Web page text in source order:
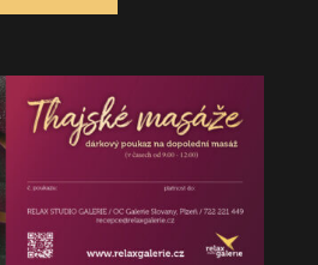
má
variant.
Možnosti
lze
na